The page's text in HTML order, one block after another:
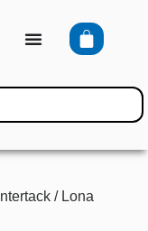
Intertack / Lona